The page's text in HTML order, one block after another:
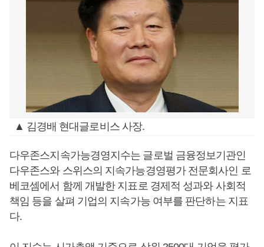
▲ 김경배 현대글로비스 사장.
다우존스지속가능경영지수는 글로벌 금융정보기관인
다우존스와 스위스의 지속가능경영평가 전문회사인 로
베코셈에서 함께 개발한 지표로 경제적 성과와 사회적
책임 등을 살펴 기업의 지속가능 여부를 판단하는 지표
다.